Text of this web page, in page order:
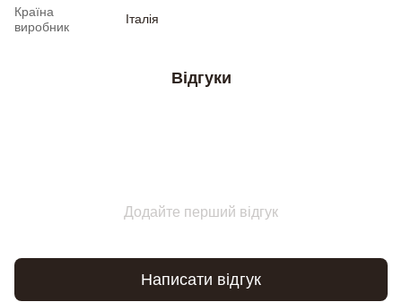
Країна
виробник
Італія
Відгуки
Додайте перший відгук
Написати відгук